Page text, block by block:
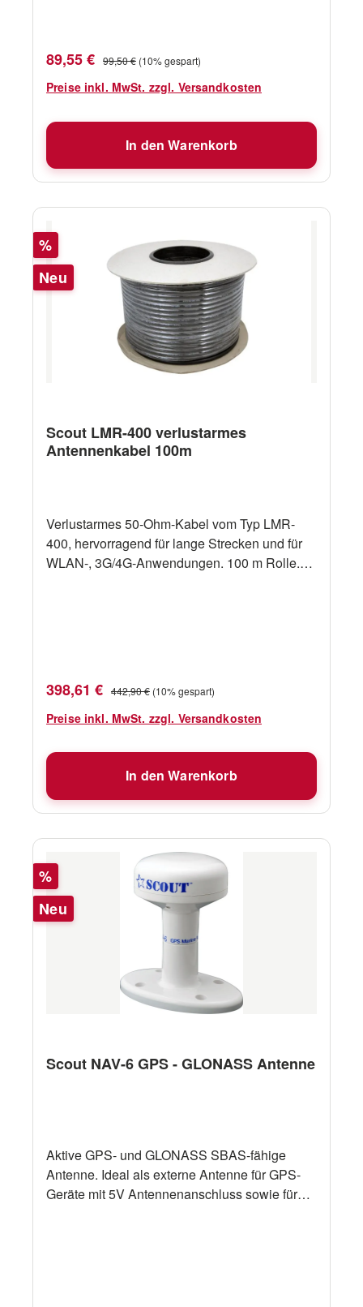
Verkaufspreis:
89,55 € Regulärer Preis:
99,50 € (10% gespart)
Preise inkl. MwSt. zzgl. Versandkosten
In den Warenkorb
Rabatt
%
Neu
Scout LMR-400 verlustarmes
Antennenkabel 100m
Verlustarmes 50-Ohm-Kabel vom Typ LMR-
400, hervorragend für lange Strecken und für
WLAN-, 3G/4G-Anwendungen. 100 m Rolle.
Verkaufspreis:
398,61 € Regulärer Preis:
442,90 € (10% gespart)
Preise inkl. MwSt. zzgl. Versandkosten
In den Warenkorb
Rabatt
%
Neu
Scout NAV-6 GPS - GLONASS Antenne
Aktive GPS- und GLONASS SBAS-fähige
Antenne. Ideal als externe Antenne für GPS-
Geräte mit 5V Antennenanschluss sowie für